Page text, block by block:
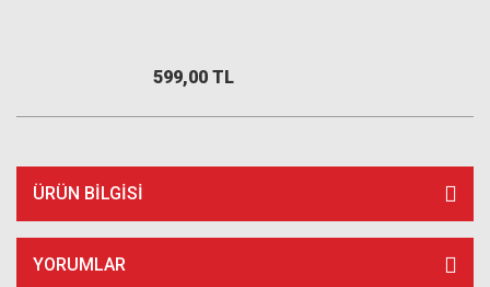
599,00 TL
ÜRÜN BILGISI
YORUMLAR